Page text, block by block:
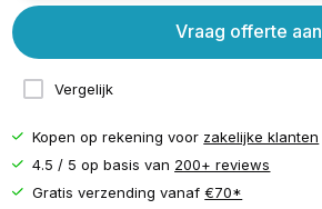
Vergelijk
Vraag offerte aan
Kopen op rekening voor zakelijke klanten
4.5 / 5 op basis van 200+ reviews
Gratis verzending vanaf€70*